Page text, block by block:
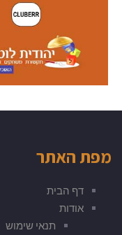
מפת האתר
דף הבית
אודות
תנאי שימוש